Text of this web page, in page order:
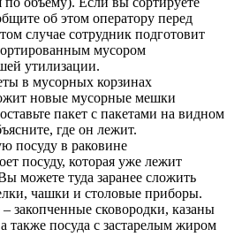
об этом оператору перед
случае сотрудник подготовит
мусором
утилизации.
в мусорных корзинах
новые мусорные мешки
пакет с пакетами на видном
где он лежит.
посуду в раковине
посуду, которая уже лежит
можете туда заранее сложить
чашки и столовые приборы.
закопченные сковородки, казаны
также посуда с застарелым жиром